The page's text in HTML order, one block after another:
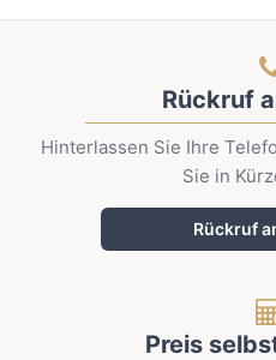
Rückruf
Hinterlassen Sie Ihre
Sie in
Rückruf
Preis